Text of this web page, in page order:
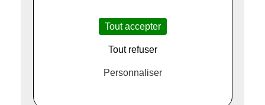
Tout accepter
Tout refuser
Personnaliser